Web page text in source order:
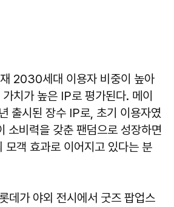
2030세대 이용자 비중이 높아
치가 높은 IP로 평가된다. 메이
출시된 장수 IP로, 초기 이용자였
소비력을 갖춘 팬덤으로 성장하면
모객 효과로 이어지고 있다는 분
데가 야외 전시에서 굿즈 팝업스